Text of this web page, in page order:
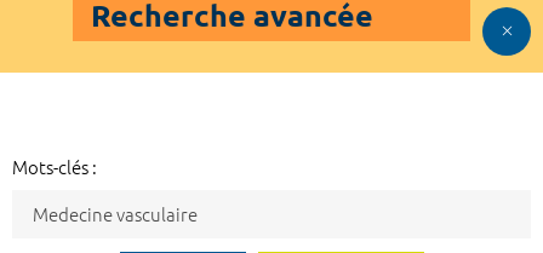
Recherche avancée
Mots-clés :